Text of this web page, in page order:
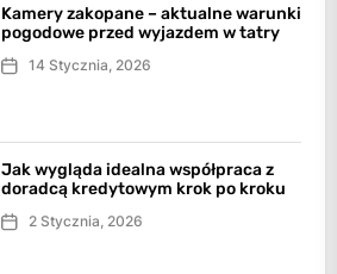
Kamery zakopane – aktualne warunki
pogodowe przed wyjazdem w tatry
14 Stycznia, 2026
Jak wygląda idealna współpraca z
doradcą kredytowym krok po kroku
2 Stycznia, 2026